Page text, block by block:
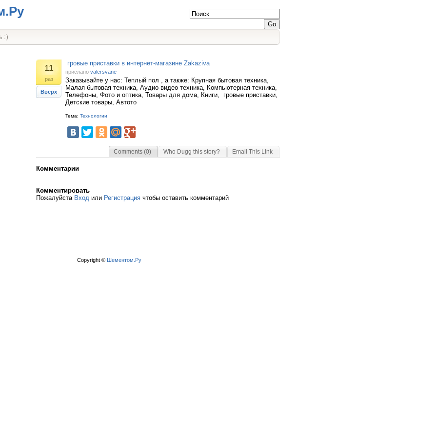
:)
11
раз
Вверх
гровые приставки в интернет-магазине Zakaziva
прислано valersvane
Заказывайте у нас: Теплый пол , а также: Крупная бытовая техника,
Малая бытовая техника, Аудио-видео техника, Компьютерная техника,
Телефоны, Фото и оптика, Товары для дома, Книги, гровые приставки,
Детские товары, Автото
Тема: Технологии
Comments (0) Who Dugg this story? Email This Link
Комментарии
Комментировать
Пожалуйста Вход или Регистрация чтобы оставить комментарий
Copyright © Шементом.Ру